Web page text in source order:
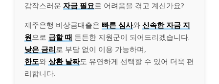
갑작스러운 자금 필요로 어려움을 겪고 계신가요?
제주은행 비상금대출은 빠른 심사와 신속한 자금 지
원으로 급할 때 든든한 지원군이 되어드리겠습니다.
낮은 금리로 부담 없이 이용 가능하며,
한도와 상환 날짜도 유연하게 선택할 수 있어 더욱 편
리합니다.